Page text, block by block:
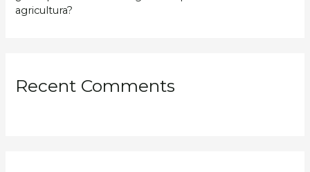
agricultura?
Recent Comments